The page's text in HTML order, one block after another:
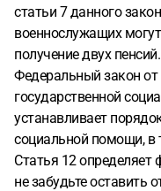
статьи 7 данного
военнослужащих
получение двух пенсий.
Федеральный закон
государственной
устанавливает
социальной помощи, в
Статья 12
не забудьте оставить